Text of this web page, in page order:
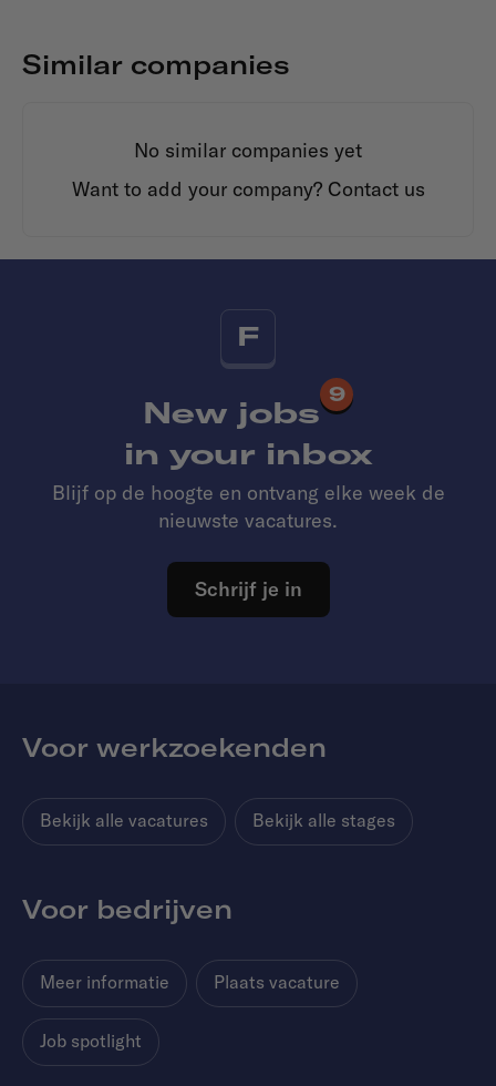
Similar companies
No similar companies yet
Want to add your company? Contact us
F
New jobs
9
in your inbox
Blijf op de hoogte en ontvang elke week de
nieuwste vacatures.
Schrijf je in
Voor werkzoekenden
Bekijk alle vacatures Bekijk alle stages
Voor bedrijven
Meer informatie Plaats vacature
Job spotlight